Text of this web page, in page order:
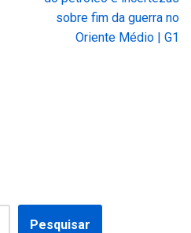
sobre fim da guerra no
Oriente Médio | G1
Pesquisar